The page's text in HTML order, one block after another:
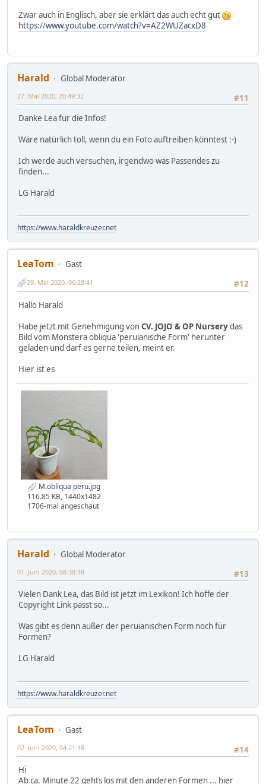
Zwar auch in Englisch, aber sie erklärt das auch echt gut
https://www.youtube.com/watch?v=AZ2WUZacxD8
Harald
Global Moderator
#11
27. Mai 2020, 20:49:32
Danke Lea für die Infos!
Wäre natürlich toll, wenn du ein Foto auftreiben könntest :-)
Ich werde auch versuchen, irgendwo was Passendes zu
finden...
LG Harald
https://www.haraldkreuzer.net
LeaTom
Gast
#12
29. Mai 2020, 06:28:41
Hallo Harald
Habe jetzt mit Genehmigung vonCV. JOJO & OP Nurserydas
Bild vom Monstera obliqua 'peruianische Form' herunter
geladen und darf es gerne teilen, meint er.
Hier ist es
M.obliqua peru.jpg
116.85 KB, 1440x1482
1706-mal angeschaut
Harald
Global Moderator
#13
01. Juni 2020, 08:38:18
Vielen Dank Lea, das Bild ist jetzt im Lexikon! Ich hoffe der
Copyright Link passt so...
Was gibt es denn außer der peruianischen Form noch für
Formen?
LG Harald
https://www.haraldkreuzer.net
LeaTom
Gast
#14
02. Juni 2020, 04:21:18
Hi
Ab ca. Minute 22 gehts los mit den anderen Formen ... hier